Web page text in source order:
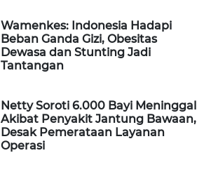
Wamenkes: Indonesia Hadapi
Beban Ganda Gizi, Obesitas
Dewasa dan Stunting Jadi
Tantangan
Netty Soroti 6.000 Bayi Meninggal
Akibat Penyakit Jantung Bawaan,
Desak Pemerataan Layanan
Operasi